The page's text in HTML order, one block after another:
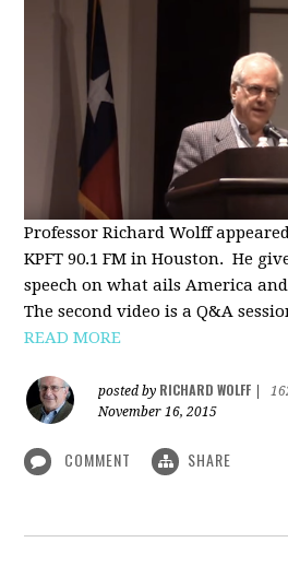
Professor Richard Wolff
KPFT 90.1 FM in Houston. He
speech on what ails America
The second video is a Q&A
READ MORE
posted by RICHARD WOLFF
November 16, 2015
COMMENT SHARE